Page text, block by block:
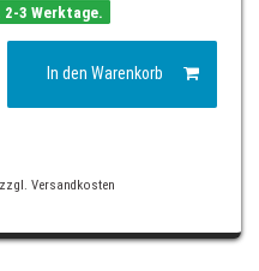
3 Werktage.
In den Warenkorb
Versandkosten